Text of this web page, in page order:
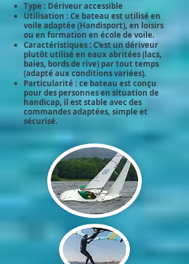
Type : Dériveur accessible
Utilisation : Ce bateau est utilisé en
voile adaptée (Handisport), en loisirs
ou en formation en école de voile.
Caractéristiques : C’est un dériveur
plutôt utilisé en eaux abritées (lacs,
baies, bords de rive) par tout temps
(adapté aux conditions variées).
Particularité : ce bateau est conçu
pour des personnes en situation de
handicap, il est stable avec des
commandes adaptées, simple et
sécurisé.